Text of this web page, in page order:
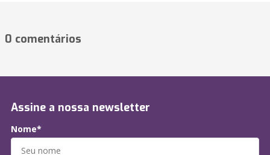
0 comentários
Assine a nossa newsletter
Nome*